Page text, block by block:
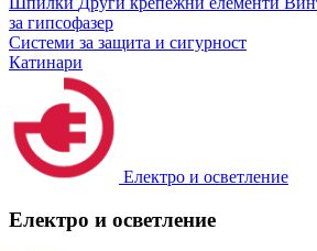
за гипсофазер
Системи за защита и сигурност
Катинари
Електро и осветление
Електро и осветление